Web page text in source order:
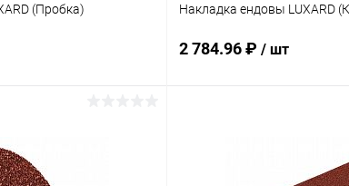
(Пробка) Накладка ендовы LUXARD
2 784.96 ₽ / шт